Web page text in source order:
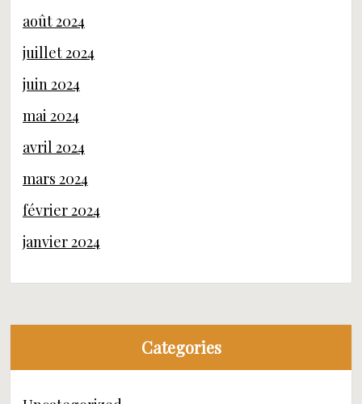
août 2024
juillet 2024
juin 2024
mai 2024
avril 2024
mars 2024
février 2024
janvier 2024
Categories